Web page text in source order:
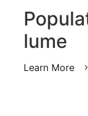
lume
Learn More